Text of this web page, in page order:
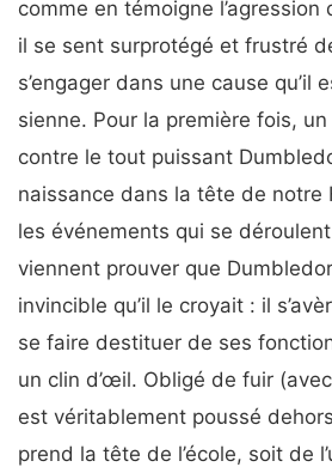
comme en témoigne l’agression
il se sent surprotégé et frustré
s’engager dans une cause qu’il
sienne. Pour la première fois,
contre le tout puissant
naissance dans la tête de notre
les événements qui se
viennent prouver que
invincible qu’il le croyait : il
se faire destituer de ses
un clin d’œil. Obligé de fuir
est véritablement poussé
prend la tête de l’école, soit de